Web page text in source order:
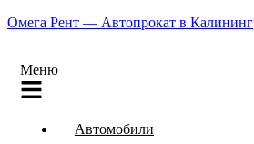
Омега Рент — Автопрокат в
Меню
Автомобили